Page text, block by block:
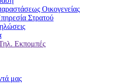
Οικογενείας
Στρατού
Εκπομπές
μας